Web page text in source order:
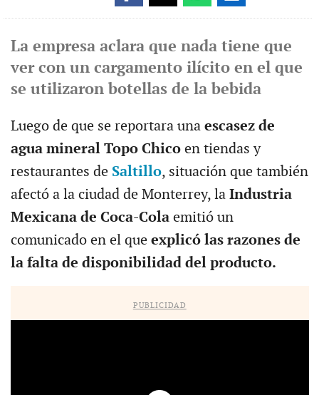
La empresa aclara que nada tiene que
ver con un cargamento ilícito en el que
se utilizaron botellas de la bebida
Luego de que se reportara una escasez de
agua mineral Topo Chico en tiendas y
restaurantes de Saltillo, situación que también
afectó a la ciudad de Monterrey, la Industria
Mexicana de Coca-Colaemitió un
comunicado en el queexplicó las razones de
la falta de disponibilidad del producto.
PUBLICIDAD